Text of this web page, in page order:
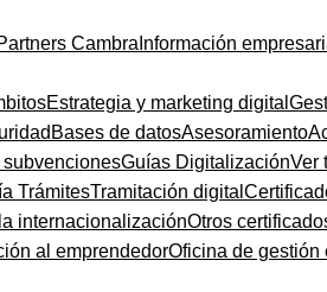
Cambra Información
Estrategia y marketing digital
Bases de datosAsesoramiento
Guías DigitalizaciónVer
TrámitesTramitación digital
internacionalizaciónOtros
al emprendedorOficina de gestión